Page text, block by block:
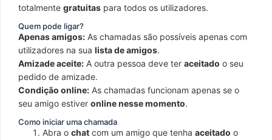
totalmente gratuitas para todos os utilizadores.
Quem pode ligar?
Apenas amigos: As chamadas são possíveis apenas com
utilizadores na sua lista de amigos.
Amizade aceite: A outra pessoa deve ter aceitado o seu
pedido de amizade.
Condição online: As chamadas funcionam apenas se o
seu amigo estiver online nesse momento.
Como iniciar uma chamada
Abra o chat com um amigo que tenha aceitado o